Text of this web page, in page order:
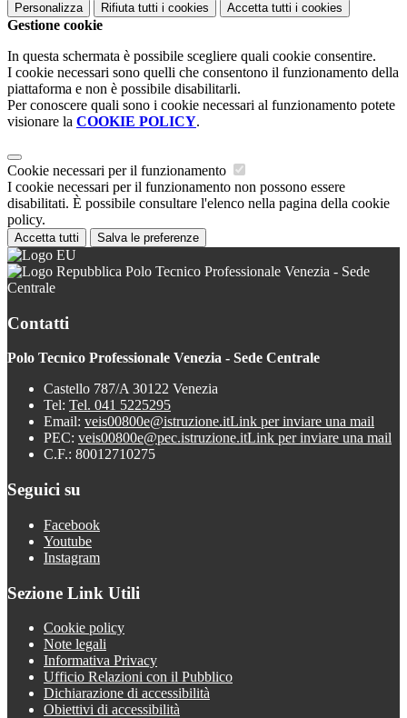
Personalizza Rifiuta tutti i cookies Accetta tutti i cookies
Gestione cookie
In questa schermata è possibile scegliere quali cookie consentire.
I cookie necessari sono quelli che consentono il funzionamento della
piattaforma e non è possibile disabilitarli.
Per conoscere quali sono i cookie necessari al funzionamento potete
visionare la COOKIE POLICY.
Cookie necessari per il funzionamento
I cookie necessari per il funzionamento non possono essere
disabilitati. È possibile consultare l'elenco nella pagina della cookie
policy.
Accetta tutti Salva le preferenze
Polo Tecnico Professionale Venezia - Sede
Centrale
Contatti
Polo Tecnico Professionale Venezia - Sede Centrale
Castello 787/A 30122 Venezia
Tel: Tel. 041 5225295
Email: veis00800e@istruzione.itLink per inviare una mail
PEC: veis00800e@pec.istruzione.itLink per inviare una mail
C.F.: 80012710275
Seguici su
Facebook
Youtube
Instagram
Sezione Link Utili
Cookie policy
Note legali
Informativa Privacy
Ufficio Relazioni con il Pubblico
Dichiarazione di accessibilità
Obiettivi di accessibilità